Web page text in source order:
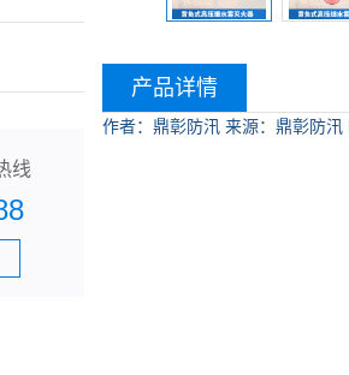
线
产品详情
作者：鼎彰防汛 来源：鼎彰防汛